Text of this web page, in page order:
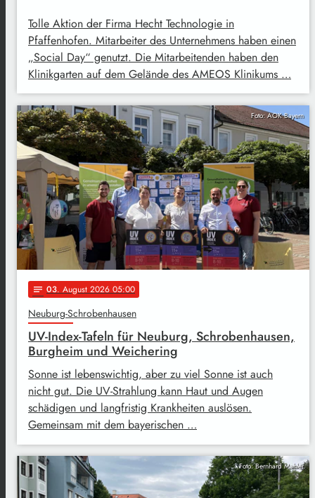
Tolle Aktion der Firma Hecht Technologie in
Pfaffenhofen. Mitarbeiter des Unternehmens haben einen
„Social Day“ genutzt. Die Mitarbeitenden haben den
Klinikgarten auf dem Gelände des AMEOS Klinikums …
Foto: AOK Bayern
notes 03. August 2026 05:00
Neuburg-Schrobenhausen
UV-Index-Tafeln für Neuburg, Schrobenhausen,
Burgheim und Weichering
Sonne ist lebenswichtig, aber zu viel Sonne ist auch
nicht gut. Die UV-Strahlung kann Haut und Augen
schädigen und langfristig Krankheiten auslösen.
Gemeinsam mit dem bayerischen …
Foto: Bernhard Mahler